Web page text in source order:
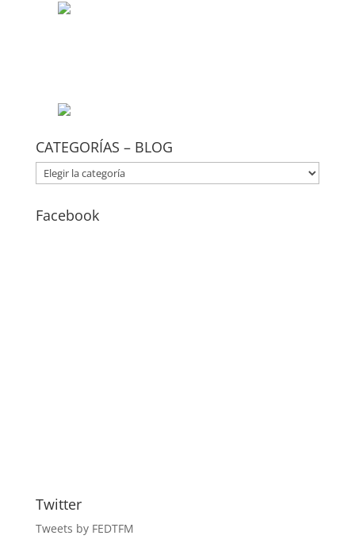
CATEGORÍAS – BLOG
CATEGORÍAS
–
Facebook
Twitter
Tweets by FEDTFM